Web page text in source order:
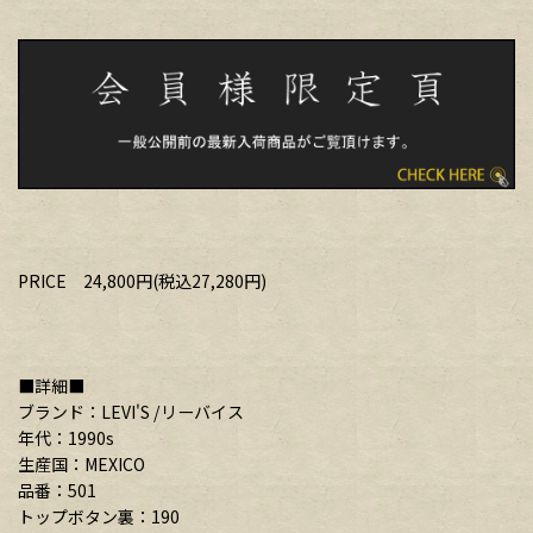
PRICE 24,800円(税込27,280円)
■詳細■
ブランド：LEVI'S /リーバイス
年代：1990s
生産国：MEXICO
品番：501
トップボタン裏：190